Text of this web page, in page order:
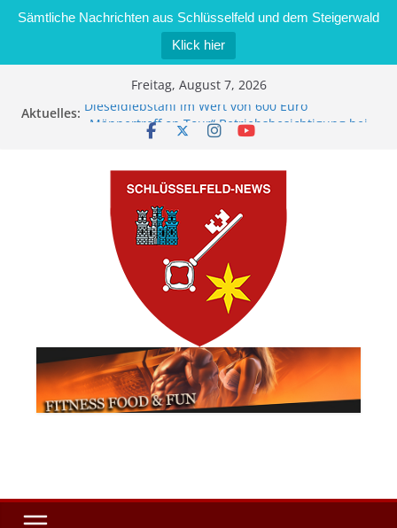
Sämtliche Nachrichten aus Schlüsselfeld und dem Steigerwald
Klick hier
Freitag, August 7, 2026
Aktuelles: Dieseldiebstahl im Wert von 600 Euro
„Männertreff on Tour“ Betriebsbesichtigung bei
der Schreinerei Zimmermann GmbH
Brand in Sägewerk in Bernroth schnell unter
Kontrolle
Stadt Schlüsselfeld bietet Online-Anmeldung für
Kindergartenplätze an